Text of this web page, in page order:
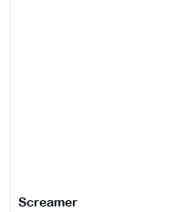
Screamer